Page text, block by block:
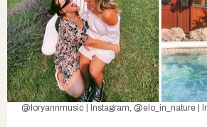
@loryannmusic | Instagram, @elo_in_nature |